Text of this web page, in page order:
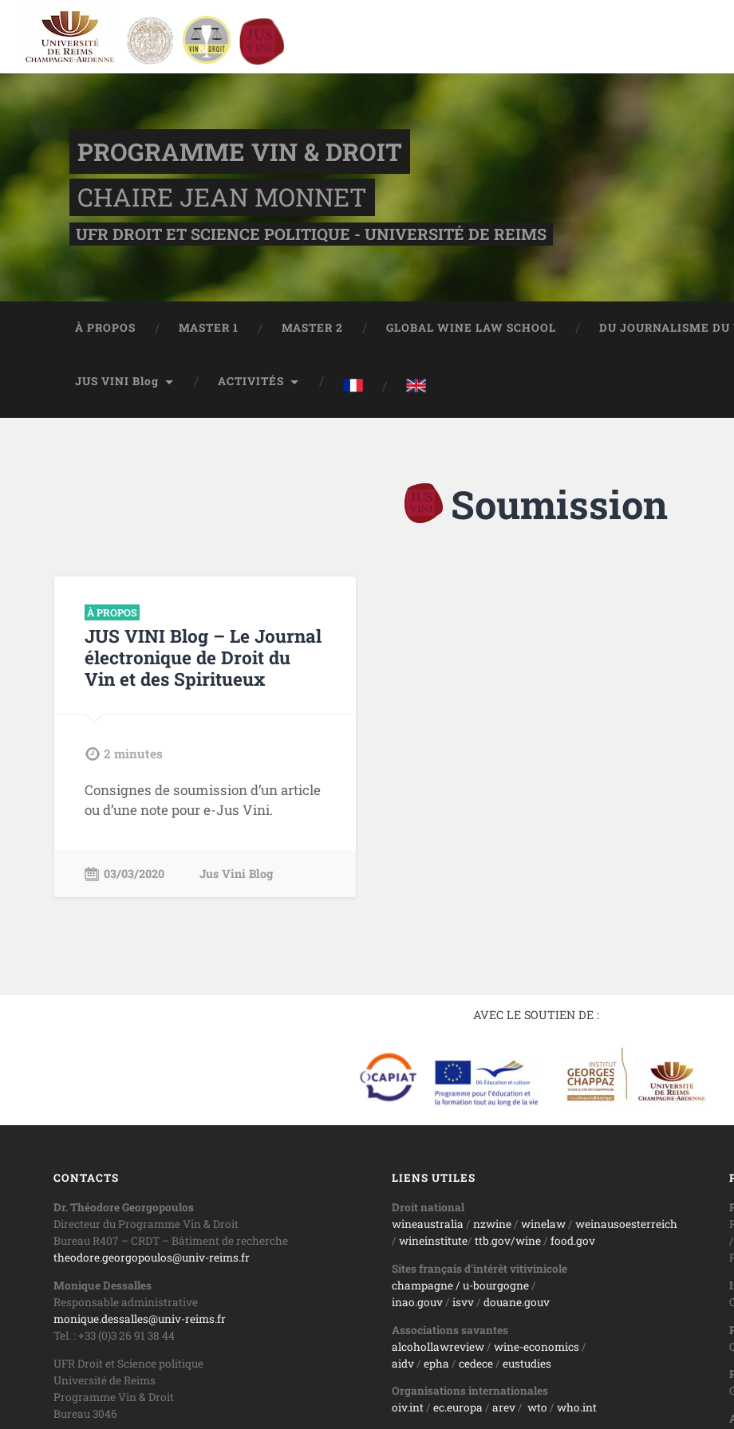
PROGRAMME VIN & DROIT
CHAIRE JEAN MONNET
UFR DROIT ET SCIENCE POLITIQUE - UNIVERSITÉ DE REIMS
À PROPOS MASTER 1 MASTER 2 GLOBAL WINE LAW SCHOOL DU JOURNALISME DU
JUS VINI Blog ACTIVITÉS
Soumission
À PROPOS
JUS VINI Blog – Le Journal
électronique de Droit du
Vin et des Spiritueux
tdl 2 minutes
Consignes de soumission d’un article
ou d’une note pour e-Jus Vini.
03/03/2020 Jus Vini Blog
AVEC LE SOUTIEN DE :
CONTACTS
Dr. Théodore Georgopoulos
Directeur du Programme Vin & Droit
Bureau R407 – CRDT – Bâtiment de recherche
theodore.georgopoulos@univ-reims.fr
Monique Dessalles
Responsable administrative
monique.dessalles@univ-reims.fr
Tel. : +33 (0)3 26 91 38 44
UFR Droit et Science politique
Université de Reims
Programme Vin & Droit
Bureau 3046
LIENS UTILES
Droit national
wineaustralia / nzwine/ winelaw/ weinausoesterreich
/ wineinstitute/ ttb.gov/wine/ food.gov
Sites français d’intérêt vitivinicole
champagne/ u-bourgogne/
inao.gouv/ isvv/ douane.gouv
Associations savantes
alcohollawreview/ wine-economics/
aidv/ epha / cedece/ eustudies
Organisations internationales
oiv.int/ ec.europa / arev/ wto / who.int